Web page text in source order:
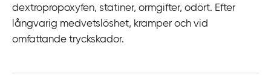
dextropropoxyfen, statiner, ormgifter, odört. Efter
långvarig medvetslöshet, kramper och vid
omfattande tryckskador.